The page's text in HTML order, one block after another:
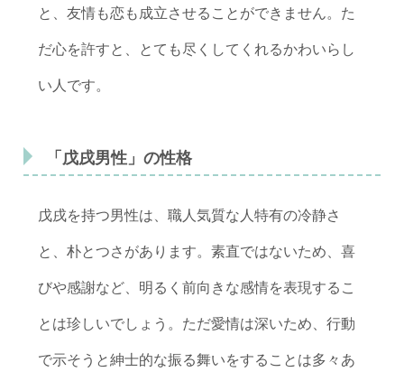
と、友情も恋も成立させることができません。た
だ心を許すと、とても尽くしてくれるかわいらし
い人です。
「戊戌男性」の性格
戊戌を持つ男性は、職人気質な人特有の冷静さ
と、朴とつさがあります。素直ではないため、喜
びや感謝など、明るく前向きな感情を表現するこ
とは珍しいでしょう。ただ愛情は深いため、行動
で示そうと紳士的な振る舞いをすることは多々あ